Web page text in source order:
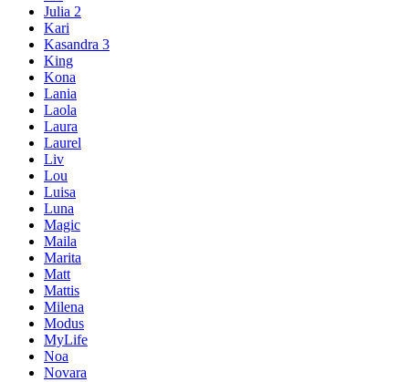
Julia 2
Kari
Kasandra 3
King
Kona
Lania
Laola
Laura
Laurel
Liv
Lou
Luisa
Luna
Magic
Maila
Marita
Matt
Mattis
Milena
Modus
MyLife
Noa
Novara